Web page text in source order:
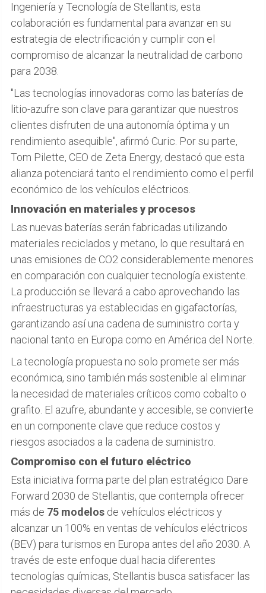
Ingeniería y Tecnología de Stellantis, esta
colaboración es fundamental para avanzar en su
estrategia de electrificación y cumplir con el
compromiso de alcanzar la neutralidad de carbono
para 2038.
"Las tecnologías innovadoras como las baterías de
litio-azufre son clave para garantizar que nuestros
clientes disfruten de una autonomía óptima y un
rendimiento asequible", afirmó Curic. Por su parte,
Tom Pilette, CEO de Zeta Energy, destacó que esta
alianza potenciará tanto el rendimiento como el perfil
económico de los vehículos eléctricos.
Innovación en materiales y procesos
Las nuevas baterías serán fabricadas utilizando
materiales reciclados y metano, lo que resultará en
unas emisiones de CO2 considerablemente menores
en comparación con cualquier tecnología existente.
La producción se llevará a cabo aprovechando las
infraestructuras ya establecidas en gigafactorías,
garantizando así una cadena de suministro corta y
nacional tanto en Europa como en América del Norte.
La tecnología propuesta no solo promete ser más
económica, sino también más sostenible al eliminar
la necesidad de materiales críticos como cobalto o
grafito. El azufre, abundante y accesible, se convierte
en un componente clave que reduce costos y
riesgos asociados a la cadena de suministro.
Compromiso con el futuro eléctrico
Esta iniciativa forma parte del plan estratégico Dare
Forward 2030 de Stellantis, que contempla ofrecer
más de 75 modelos de vehículos eléctricos y
alcanzar un 100% en ventas de vehículos eléctricos
(BEV) para turismos en Europa antes del año 2030. A
través de este enfoque dual hacia diferentes
tecnologías químicas, Stellantis busca satisfacer las